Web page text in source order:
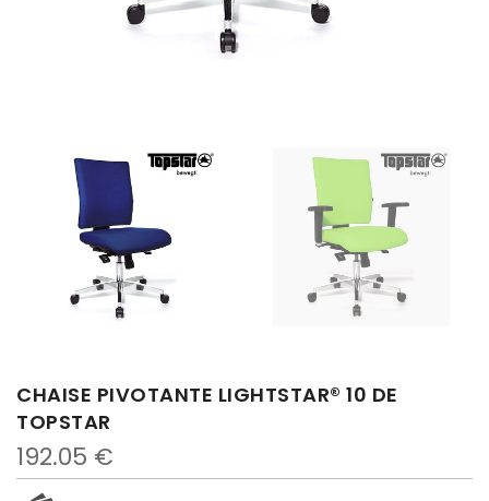
CHAISE PIVOTANTE LIGHTSTAR® 10 DE
TOPSTAR
192.05 €